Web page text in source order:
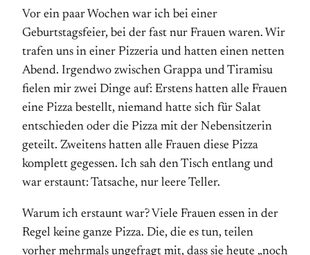
Vor ein paar Wochen war ich bei einer
Geburtstagsfeier, bei der fast nur Frauen waren. Wir
trafen uns in einer Pizzeria und hatten einen netten
Abend. Irgendwo zwischen Grappa und Tiramisu
fielen mir zwei Dinge auf: Erstens hatten alle Frauen
eine Pizza bestellt, niemand hatte sich für Salat
entschieden oder die Pizza mit der Nebensitzerin
geteilt. Zweitens hatten alle Frauen diese Pizza
komplett gegessen. Ich sah den Tisch entlang und
war erstaunt: Tatsache, nur leere Teller.
Warum ich erstaunt war? Viele Frauen essen in der
Regel keine ganze Pizza. Die, die es tun, teilen
vorher mehrmals ungefragt mit, dass sie heute „noch